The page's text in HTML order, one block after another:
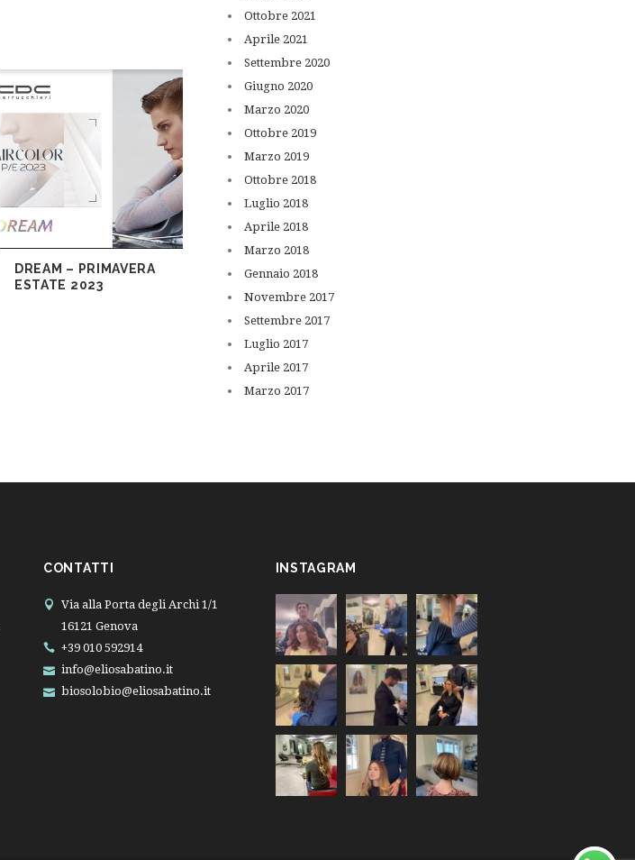
DREAM – PRIMAVERA
ESTATE 2023
Ottobre 2021
Aprile 2021
Settembre 2020
Giugno 2020
Marzo 2020
Ottobre 2019
Marzo 2019
Ottobre 2018
Luglio 2018
Aprile 2018
Marzo 2018
Gennaio 2018
Novembre 2017
Settembre 2017
Luglio 2017
Aprile 2017
Marzo 2017
CONTATTI
Via alla Porta degli Archi 1/1
16121 Genova
+39 010 592914
info@eliosabatino.it
biosolobio@eliosabatino.it
INSTAGRAM